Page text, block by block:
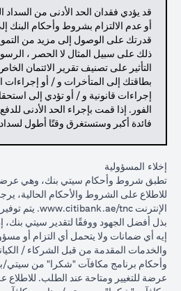
قد يؤدي فقدان الحد الأدنى من
أو عدم الالتزام بشروط وأحكام
قدرتك على الوصول إلى مزيد من
ذلك على سبيل المثال لا الحصر ،
التأثير على تصنيف تقرير الائتمان
بطاقتك إلى المتأخرات و / أو
إجراءات قانونية و / أو تؤدي إلى
الفور. إذا قمت بإجراء الحد الأدنى
فائدة أكبر وستستغرق وقتًا أطول
إخلاء المسؤولية
تطبق شروط وأحكام سيتي بنك، وهي عرضة
للاطلاع على الشروط والأحكام الحالية،
الإنترنت www.citibank.ae/tnc
(opens in a new tab). يتم
بذل أفضل الجهود ووفقًا لتقدير سيتي بنك،
إيه أي ضمانات ولا يتحمل أي التزام أو
والخدمات المقدمة من قبل الشركاء /
وأحكام برنامج مكافآت "شكرا" من سيتي/
عرضة للتغيير ومتاحة عند الطلب.